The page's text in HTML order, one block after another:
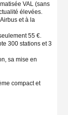
VAL (sans
élevées.
et à la
55 €.
300 stations et 3
sa mise en
compact et